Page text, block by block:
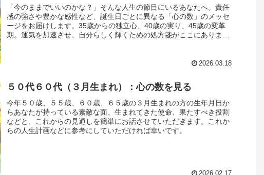
「今のままでいいのかな？」そんな人生の節目にいるあなたへ。責任
感の強さや豊かな感性など、誕生日ごとに異なる「心の数」のメッセ
ージをお届けします。35歳からの独立心、40歳の実り、45歳の変革
期。運気を加速させ、自分らしく輝くための処方箋がここにありま
2026.03.18
５０代６０代（３月生まれ）：心の数を見る
今年５０歳、５５歳、６０歳、６５歳の３月生まれの方の生年月日か
らあなたが持っている素敵な面、生まれてきた使命、果たすべき役割
などと、これからの見通しを簡単にお話させていただきます。これか
らの人生計画などに参考にしていただければ幸いです。
2026.02.17